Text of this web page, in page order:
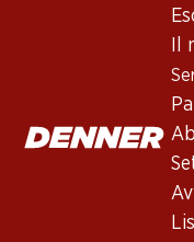
Il
Listel Grain
du Midi IGP
Rosa salmone
Al palato risulta